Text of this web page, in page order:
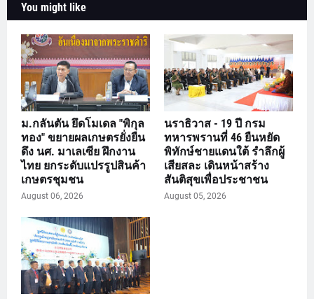
You might like
ม.กลันตัน ยึดโมเดล "พิกุล
ทอง" ขยายผลเกษตรยั่งยืน
ดึง นศ. มาเลเซีย ฝึกงาน
ไทย ยกระดับแปรรูปสินค้า
เกษตรชุมชน
August 06, 2026
นราธิวาส - 19 ปี กรม
ทหารพรานที่ 46 ยืนหยัด
พิทักษ์ชายแดนใต้ รำลึกผู้
เสียสละ เดินหน้าสร้าง
สันติสุขเพื่อประชาชน
August 05, 2026